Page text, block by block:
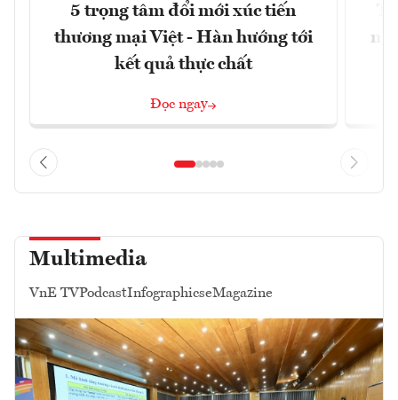
5 trọng tâm đổi mới xúc tiến
thương mại Việt - Hàn hướng tới
kết quả thực chất
Đọc ngay
Multimedia
VnE TVPodcastInfographicseMagazine